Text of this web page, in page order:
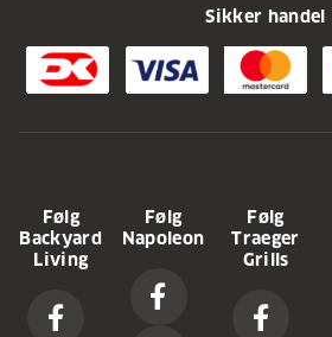
Sikker handel
Følg
Backyard
Living
Følg
Napoleon
Følg
Traeger
Grills